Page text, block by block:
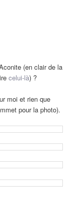
(en clair de la
celui-là) ?
moi et rien que
pour la photo).